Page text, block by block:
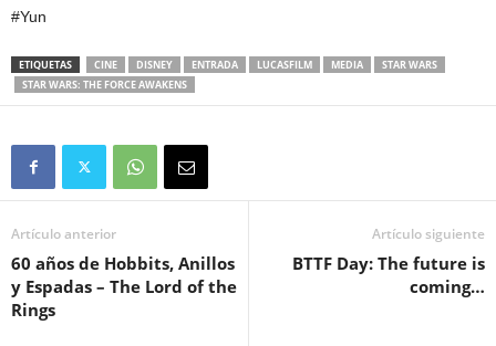
#Yun
ETIQUETAS CINE DISNEY ENTRADA LUCASFILM MEDIA
STAR WARS
STAR WARS: THE FORCE AWAKENS
Artículo anterior
60 años de Hobbits, Anillos
y Espadas – The Lord of the
Rings
Artículo siguiente
BTTF Day: The future is
coming…